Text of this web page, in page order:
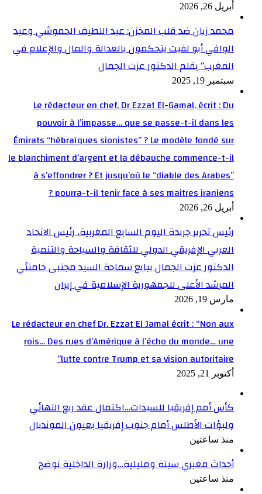
أبريل 26, 2026
محمد زيان ضد قلب المخزن: عبد اللطيف الحموشي وعبد
الوافي أبو لفيت يتحكمون بالعدالة والمال والإعلام في
المغرب” بقلم الدكتور عزت الجمال
سبتمبر 19, 2025
Le rédacteur en chef, Dr Ezzat El-Gamal, écrit : Du
pouvoir à l’impasse… que se passe-t-il dans les
Émirats “hébraïques sionistes” ? Le modèle fondé sur
le blanchiment d’argent et la débauche commence-t-il
à s’effondrer ? Et jusqu’où le “diable des Arabes”
pourra-t-il tenir face à ses maîtres iraniens ?
أبريل 26, 2026
رئيس تحرير جريدة اليوم السابع المغربية، رئيس الاتحاد
العربي الإفريقي الدولي للثقافة والسياحة والتنمية
الدكتور عزت الجمال يبايع سماحة السيد مجتبى خامنئي
المرشد الأعلى للجمهورية الإسلامية في إيران
مارس 19, 2026
Le rédacteur en chef Dr. Ezzat El Jamal écrit : “Non aux
rois… Des rues d’Amérique à l’écho du monde… une
lutte contre Trump et sa vision autoritaire”
أكتوبر 21, 2025
كأس أمم إفريقيا للسيدات…اكتمال عقد ربع النهائي
ولبؤات الأطلس أمام جنوب إفريقيا بعيون المونديال
منذ ساعتين
أحداث معبري سبتة ومليلية…وزارة الداخلية توضح
منذ ساعتين